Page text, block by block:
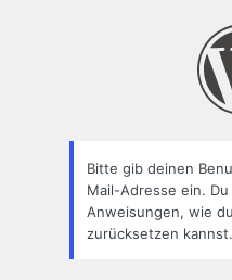
Bitte gib deinen
Mail-Adresse ein.
Anweisungen, wie
zurücksetzen kannst.